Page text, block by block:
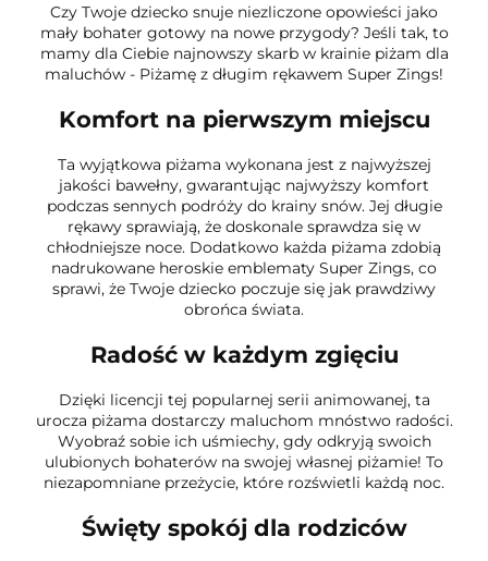
Czy Twoje dziecko snuje niezliczone opowieści jako
mały bohater gotowy na nowe przygody? Jeśli tak, to
mamy dla Ciebie najnowszy skarb w krainie piżam dla
maluchów - Piżamę z długim rękawem Super Zings!
Komfort na pierwszym miejscu
Ta wyjątkowa piżama wykonana jest z najwyższej
jakości bawełny, gwarantując najwyższy komfort
podczas sennych podróży do krainy snów. Jej długie
rękawy sprawiają, że doskonale sprawdza się w
chłodniejsze noce. Dodatkowo każda piżama zdobią
nadrukowane heroskie emblematy Super Zings, co
sprawi, że Twoje dziecko poczuje się jak prawdziwy
obrońca świata.
Radość w każdym zgięciu
Dzięki licencji tej popularnej serii animowanej, ta
urocza piżama dostarczy maluchom mnóstwo radości.
Wyobraź sobie ich uśmiechy, gdy odkryją swoich
ulubionych bohaterów na swojej własnej piżamie! To
niezapomniane przeżycie, które rozświetli każdą noc.
Święty spokój dla rodziców